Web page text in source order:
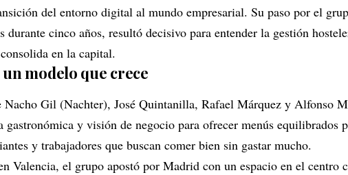
del entorno digital al mundo empresarial. Su paso por el
durante cinco años, resultó decisivo para entender la gestión
en la capital.
modelo que crece
Nacho Gil (Nachter), José Quintanilla, Rafael Márquez y Alfonso
gastronómica y visión de negocio para ofrecer menús equilibrados
y trabajadores que buscan comer bien sin gastar mucho.
Valencia, el grupo apostó por Madrid con un espacio en el centro